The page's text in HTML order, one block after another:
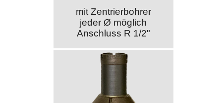
mit Zentrierbohrer
jeder Ø möglich
Anschluss R 1/2"